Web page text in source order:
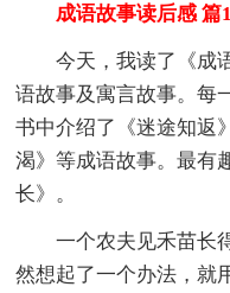
成语故事读后感 篇
今天，我读了《成
语故事及寓言故事。每
书中介绍了《迷途知返
渴》等成语故事。最有
长》。
一个农夫见禾苗长
然想起了一个办法，就